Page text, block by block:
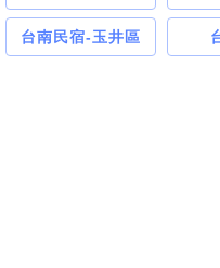
台南民宿-玉井區